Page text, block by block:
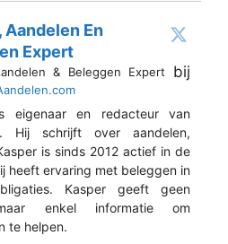
Aandelen En
Expert
& Beleggen Expert bij
eigenaar en redacteur van
Hij schrijft over aandelen,
is sinds 2012 actief in de
heeft ervaring met beleggen in
Kasper geeft geen
enkel informatie om
te helpen.